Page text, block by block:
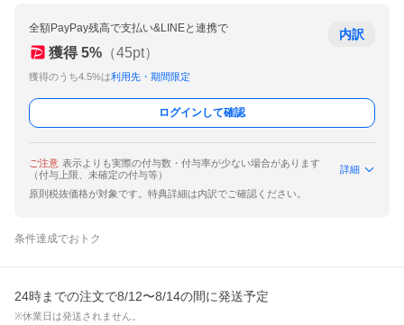
全額PayPay残高で支払い&LINEと連携で
獲得 5% （45pt）
獲得のうち4.5%は利用先・期間限定
内訳
ログインして確認
ご注意 表示よりも実際の付与数・付与率が少ない場合があります
（付与上限、未確定の付与等）
詳細
原則税抜価格が対象です。特典詳細は内訳でご確認ください。
条件達成でおトク
24時までの注文で8/12〜8/14の間に発送予定
※休業日は発送されません。